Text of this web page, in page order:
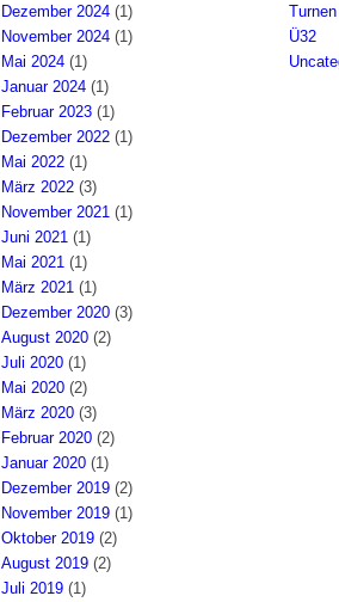
Dezember 2024 (1)
November 2024 (1)
Mai 2024 (1)
Januar 2024 (1)
Februar 2023 (1)
Dezember 2022 (1)
Mai 2022 (1)
März 2022 (3)
November 2021 (1)
Juni 2021 (1)
Mai 2021 (1)
März 2021 (1)
Dezember 2020 (3)
August 2020 (2)
Juli 2020 (1)
Mai 2020 (2)
März 2020 (3)
Februar 2020 (2)
Januar 2020 (1)
Dezember 2019 (2)
November 2019 (1)
Oktober 2019 (2)
August 2019 (2)
Juli 2019 (1)
Turnen
Ü32